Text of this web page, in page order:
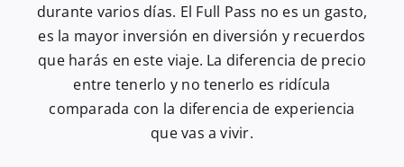
durante varios días. El Full Pass no es un gasto,
es la mayor inversión en diversión y recuerdos
que harás en este viaje. La diferencia de precio
entre tenerlo y no tenerlo es ridícula
comparada con la diferencia de experiencia
que vas a vivir.